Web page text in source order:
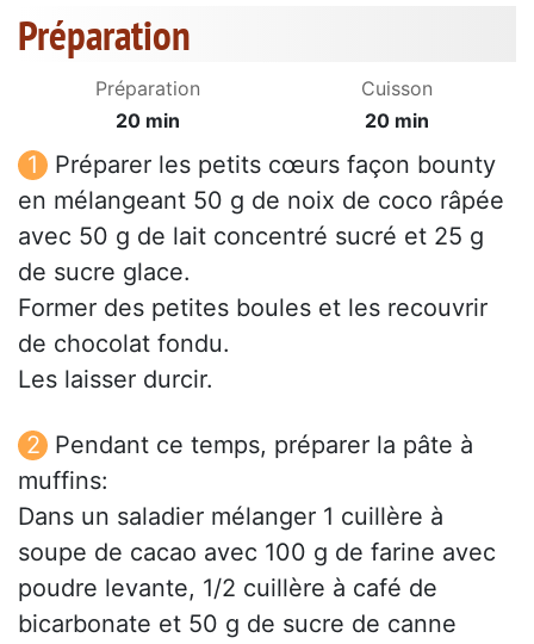
Préparation
Préparation
20 min
Cuisson
20 min
Préparer les petits cœurs façon bounty
en mélangeant 50 g de noix de coco râpée
avec 50 g de lait concentré sucré et 25 g
de sucre glace.
Former des petites boules et les recouvrir
de chocolat fondu.
Les laisser durcir.
Pendant ce temps, préparer la pâte à
muffins:
Dans un saladier mélanger 1 cuillère à
soupe de cacao avec 100 g de farine avec
poudre levante, 1/2 cuillère à café de
bicarbonate et 50 g de sucre de canne